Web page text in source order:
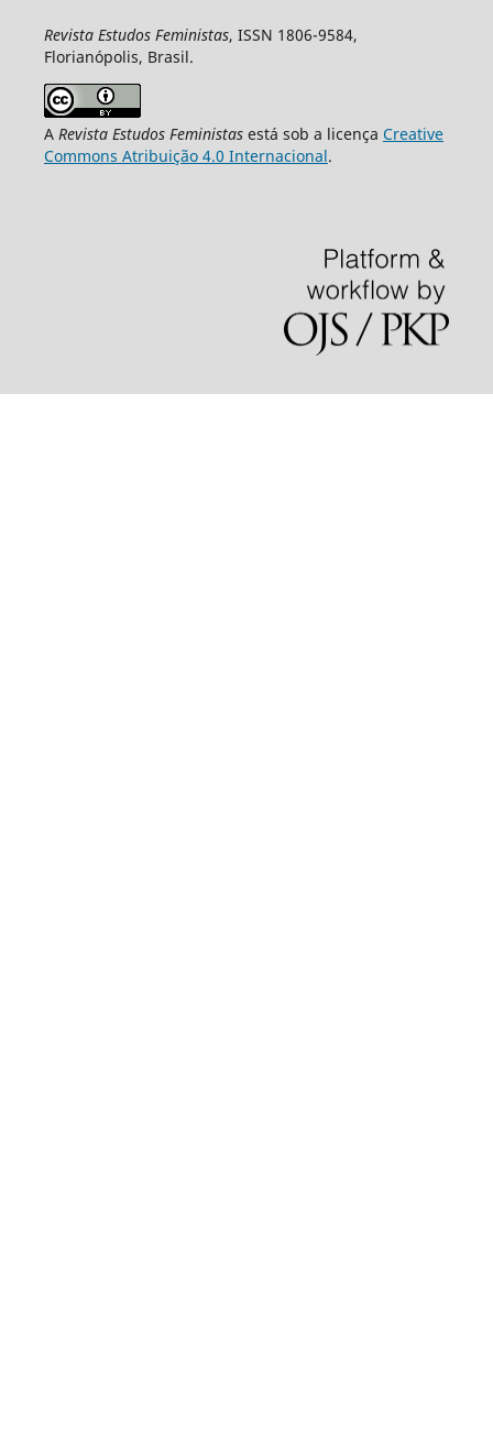
Revista Estudos Feministas, ISSN 1806-9584,
Florianópolis, Brasil.
A Revista Estudos Feministasestá sob a licença Creative
Commons Atribuição 4.0 Internacional.